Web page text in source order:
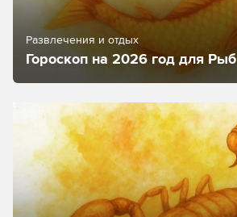
Развлечения и отдых
Гороскоп на 2026 год для Рыб